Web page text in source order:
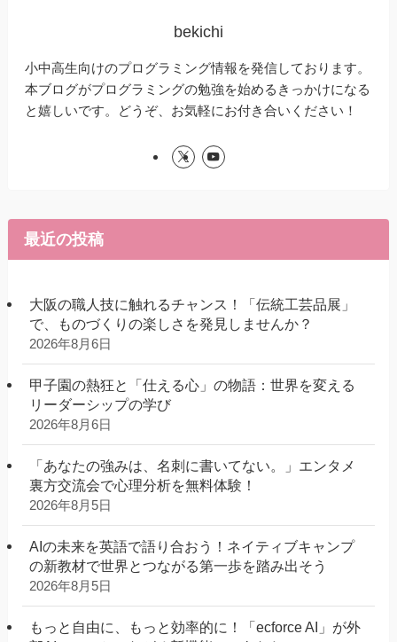
bekichi
小中高生向けのプログラミング情報を発信しております。
本ブログがプログラミングの勉強を始めるきっかけになる
と嬉しいです。どうぞ、お気軽にお付き合いください！
最近の投稿
大阪の職人技に触れるチャンス！「伝統工芸品展」
で、ものづくりの楽しさを発見しませんか？
2026年8月6日
甲子園の熱狂と「仕える心」の物語：世界を変える
リーダーシップの学び
2026年8月6日
「あなたの強みは、名刺に書いてない。」エンタメ
裏方交流会で心理分析を無料体験！
2026年8月5日
AIの未来を英語で語り合おう！ネイティブキャンプ
の新教材で世界とつながる第一歩を踏み出そう
2026年8月5日
もっと自由に、もっと効率的に！「ecforce AI」が外